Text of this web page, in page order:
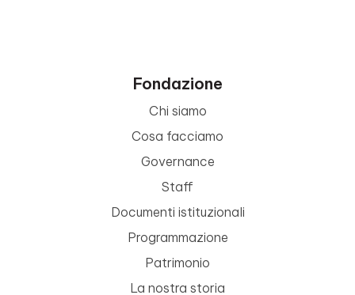
Fondazione
Chi siamo
Cosa facciamo
Governance
Staff
Documenti istituzionali
Programmazione
Patrimonio
La nostra storia